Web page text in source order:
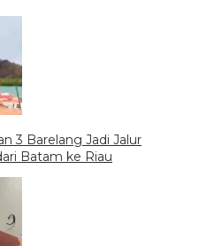
3 Barelang Jadi Jalur
Batam ke Riau